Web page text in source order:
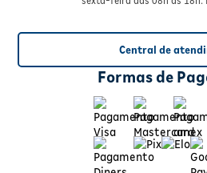
Central de
Formas de